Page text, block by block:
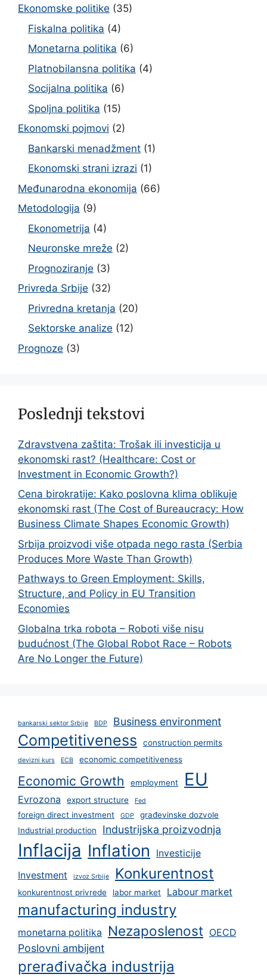
Ekonomske politike (35)
Fiskalna politika (4)
Monetarna politika (6)
Platnobilansna politika (4)
Socijalna politika (6)
Spoljna politika (15)
Ekonomski pojmovi (2)
Bankarski menadžment (1)
Ekonomski strani izrazi (1)
Međunarodna ekonomija (66)
Metodologija (9)
Ekonometrija (4)
Neuronske mreže (2)
Prognoziranje (3)
Privreda Srbije (32)
Privredna kretanja (20)
Sektorske analize (12)
Prognoze (3)
Poslednji tekstovi
Zdravstvena zaštita: Trošak ili investicija u
ekonomski rast? (Healthcare: Cost or
Investment in Economic Growth?)
Cena birokratije: Kako poslovna klima oblikuje
ekonomski rast (The Cost of Bureaucracy: How
Business Climate Shapes Economic Growth)
Srbija proizvodi više otpada nego rasta (Serbia
Produces More Waste Than Growth)
Pathways to Green Employment: Skills,
Structure, and Policy in EU Transition
Economies
Globalna trka robota – Roboti više nisu
budućnost (The Global Robot Race – Robots
Are No Longer the Future)
bankarski sektor Srbije BDP Business environment
Competitiveness construction permits
devizni kurs ECB economic competitiveness
Economic Growth employment EU
Evrozona export structure Fed
foreign direct investment GDP
građevinske dozvole
Industrial production
Industrijska proizvodnja
Inflacija Inflation
Investicije
Investment
izvoz Srbije Konkurentnost
konkurentnost privrede labor market Labour market
manufacturing industry
monetarna politika Nezaposlenost OECD
Poslovni ambijent
prerađivačka industrija